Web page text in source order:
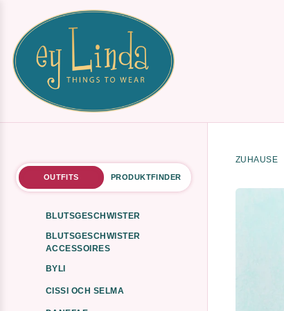
OUTFITS PRODUKTFINDER
BLUTSGESCHWISTER
BLUTSGESCHWISTER
ACCESSOIRES
BYLI
CISSI OCH SELMA
ZUHAUSE